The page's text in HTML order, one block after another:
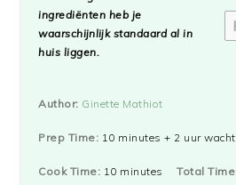
ingrediënten heb je
waarschijnlijk standaard al in
huis liggen.
Author: Ginette Mathiot
Prep Time: 10 minutes + 2 uur
Cook Time: 10 minutes Total